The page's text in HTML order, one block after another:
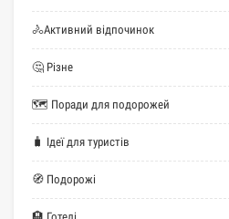
🚴Активний відпочинок
🤔 Різне
🗺 Поради для подорожей
🧳 Ідеї для туристів
🧭 Подорожі